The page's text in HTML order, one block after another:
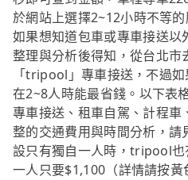
於網站上選擇2~12小時不等的
如果想知道包車或專車接送
整理與分析後得知，從台北
「tripool」專車接送，不過
在2~8人時能最省錢。以下表
專車接送、租車自駕、計程
整的交通費用與時間分析，請
設只有獨自一人時，tripool也
一人只要$1,100（詳情請按黃